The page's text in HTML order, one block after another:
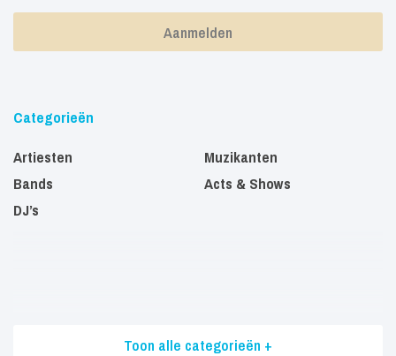
Categorieën
Artiesten
Bands
DJ’s
Muzikanten
Acts & Shows
Toon alle categorieën +